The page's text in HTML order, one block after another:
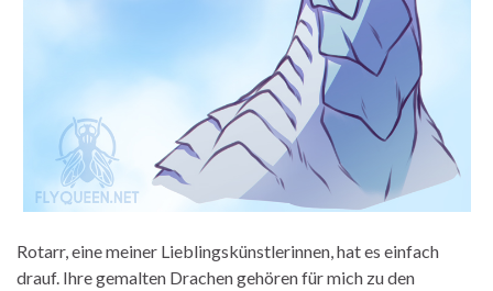
Rotarr, eine meiner Lieblingskünstlerinnen, hat es einfach
drauf. Ihre gemalten Drachen gehören für mich zu den